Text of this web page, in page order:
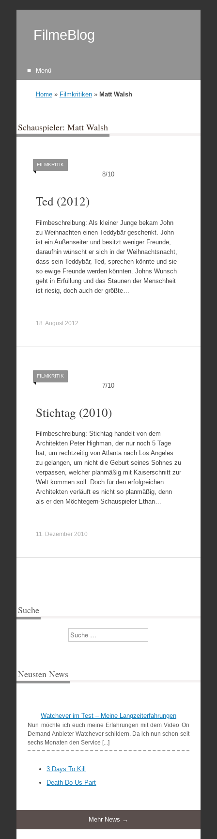
FilmeBlog
Menü
Home» Filmkritiken» Matt Walsh
Schauspieler: Matt Walsh
8/10
FILMKRITIK
Ted (2012)
Filmbeschreibung: Als kleiner Junge bekam John
zu Weihnachten einen Teddybär geschenkt. John
ist ein Außenseiter und besitzt weniger Freunde,
daraufhin wünscht er sich in der Weihnachtsnacht,
dass sein Teddybär, Ted, sprechen könnte und sie
so ewige Freunde werden könnten. Johns Wunsch
geht in Erfüllung und das Staunen der Menschheit
ist riesig, doch auch der größte…
18. August 2012
7/10
FILMKRITIK
Stichtag (2010)
Filmbeschreibung: Stichtag handelt von dem
Architekten Peter Highman, der nur noch 5 Tage
hat, um rechtzeitig von Atlanta nach Los Angeles
zu gelangen, um nicht die Geburt seines Sohnes zu
verpassen, welcher planmäßig mit Kaiserschnitt zur
Welt kommen soll. Doch für den erfolgreichen
Architekten verläuft es nicht so planmäßig, denn
als er den Möchtegern-Schauspieler Ethan…
11. Dezember 2010
Suche
Suchen
Neusten News
Watchever im Test – Meine Langzeiterfahrungen
Nun möchte ich euch meine Erfahrungen mit dem Video On
Demand Anbieter Watchever schildern. Da ich nun schon seit
sechs Monaten den Service [...]
3 Days To Kill
Death Do Us Part
Mehr News →